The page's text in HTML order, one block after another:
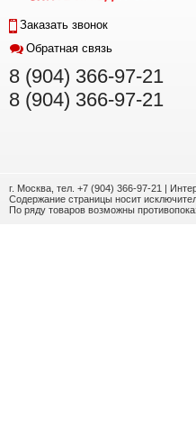
Заказать звонок
Обратная связь
8 (904) 366-97-21
8 (904) 366-97-21
г. Москва, тел. +7 (904) 366-97-21 |
Содержание страницы носит
По ряду товаров возможны